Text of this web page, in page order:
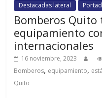
Destacadas lateral
Bomberos Quito
equipamiento
internacionales
16 noviembre, 2023
Bomberos, equipamiento,
Quito